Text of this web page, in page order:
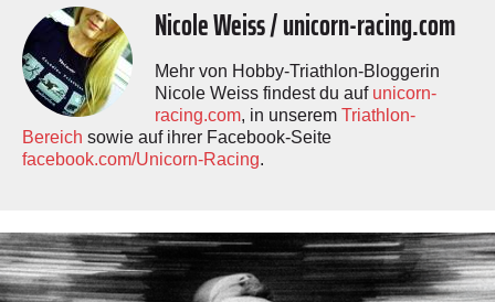
Nicole Weiss / unicorn-racing.com
Mehr von Hobby-Triathlon-Bloggerin
Nicole Weiss findest du auf unicorn-
racing.com, in unserem Triathlon-
Bereich sowie auf ihrer Facebook-Seite
facebook.com/Unicorn-Racing.